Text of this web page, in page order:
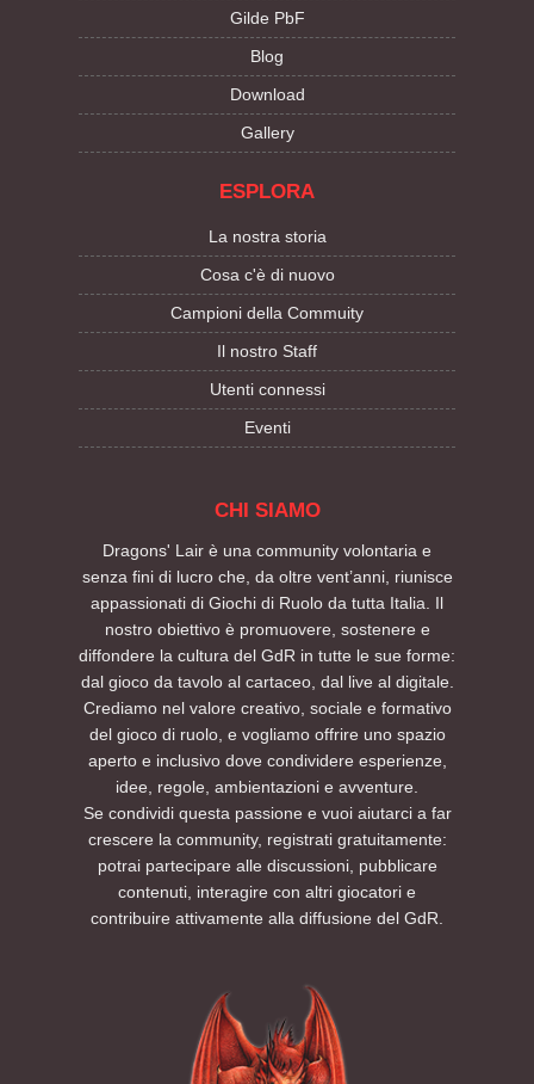
Gilde PbF
Blog
Download
Gallery
ESPLORA
La nostra storia
Cosa c'è di nuovo
Campioni della Commuity
Il nostro Staff
Utenti connessi
Eventi
CHI SIAMO
Dragons' Lair è una community volontaria e
senza fini di lucro che, da oltre vent’anni, riunisce
appassionati di Giochi di Ruolo da tutta Italia. Il
nostro obiettivo è promuovere, sostenere e
diffondere la cultura del GdR in tutte le sue forme:
dal gioco da tavolo al cartaceo, dal live al digitale.
Crediamo nel valore creativo, sociale e formativo
del gioco di ruolo, e vogliamo offrire uno spazio
aperto e inclusivo dove condividere esperienze,
idee, regole, ambientazioni e avventure.
Se condividi questa passione e vuoi aiutarci a far
crescere la community, registrati gratuitamente:
potrai partecipare alle discussioni, pubblicare
contenuti, interagire con altri giocatori e
contribuire attivamente alla diffusione del GdR.